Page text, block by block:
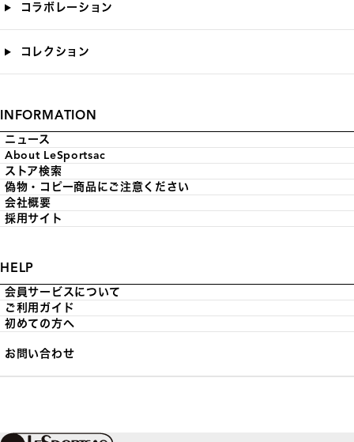
コラボレーション
コレクション
INFORMATION
ニュース
About LeSportsac
ストア検索
偽物・コピー商品にご注意ください
会社概要
採用サイト
HELP
会員サービスについて
ご利用ガイド
初めての方へ
お問い合わせ